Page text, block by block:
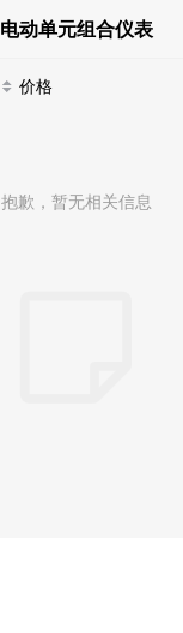
电动单元组合仪表
价格
抱歉，暂无相关信息